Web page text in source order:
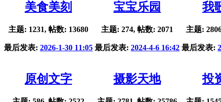
美食美刻
主题: 1231, 帖数: 13680
最后发表: 2026-1-30 11:05
宝宝乐园
主题: 274, 帖数: 2071
最后发表: 2024-4-6 16:42
我
主题:
最后发表:
原创文字 摄影天地 投